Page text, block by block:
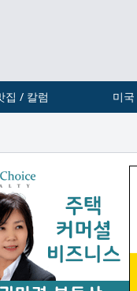
집 / 칼럼 미